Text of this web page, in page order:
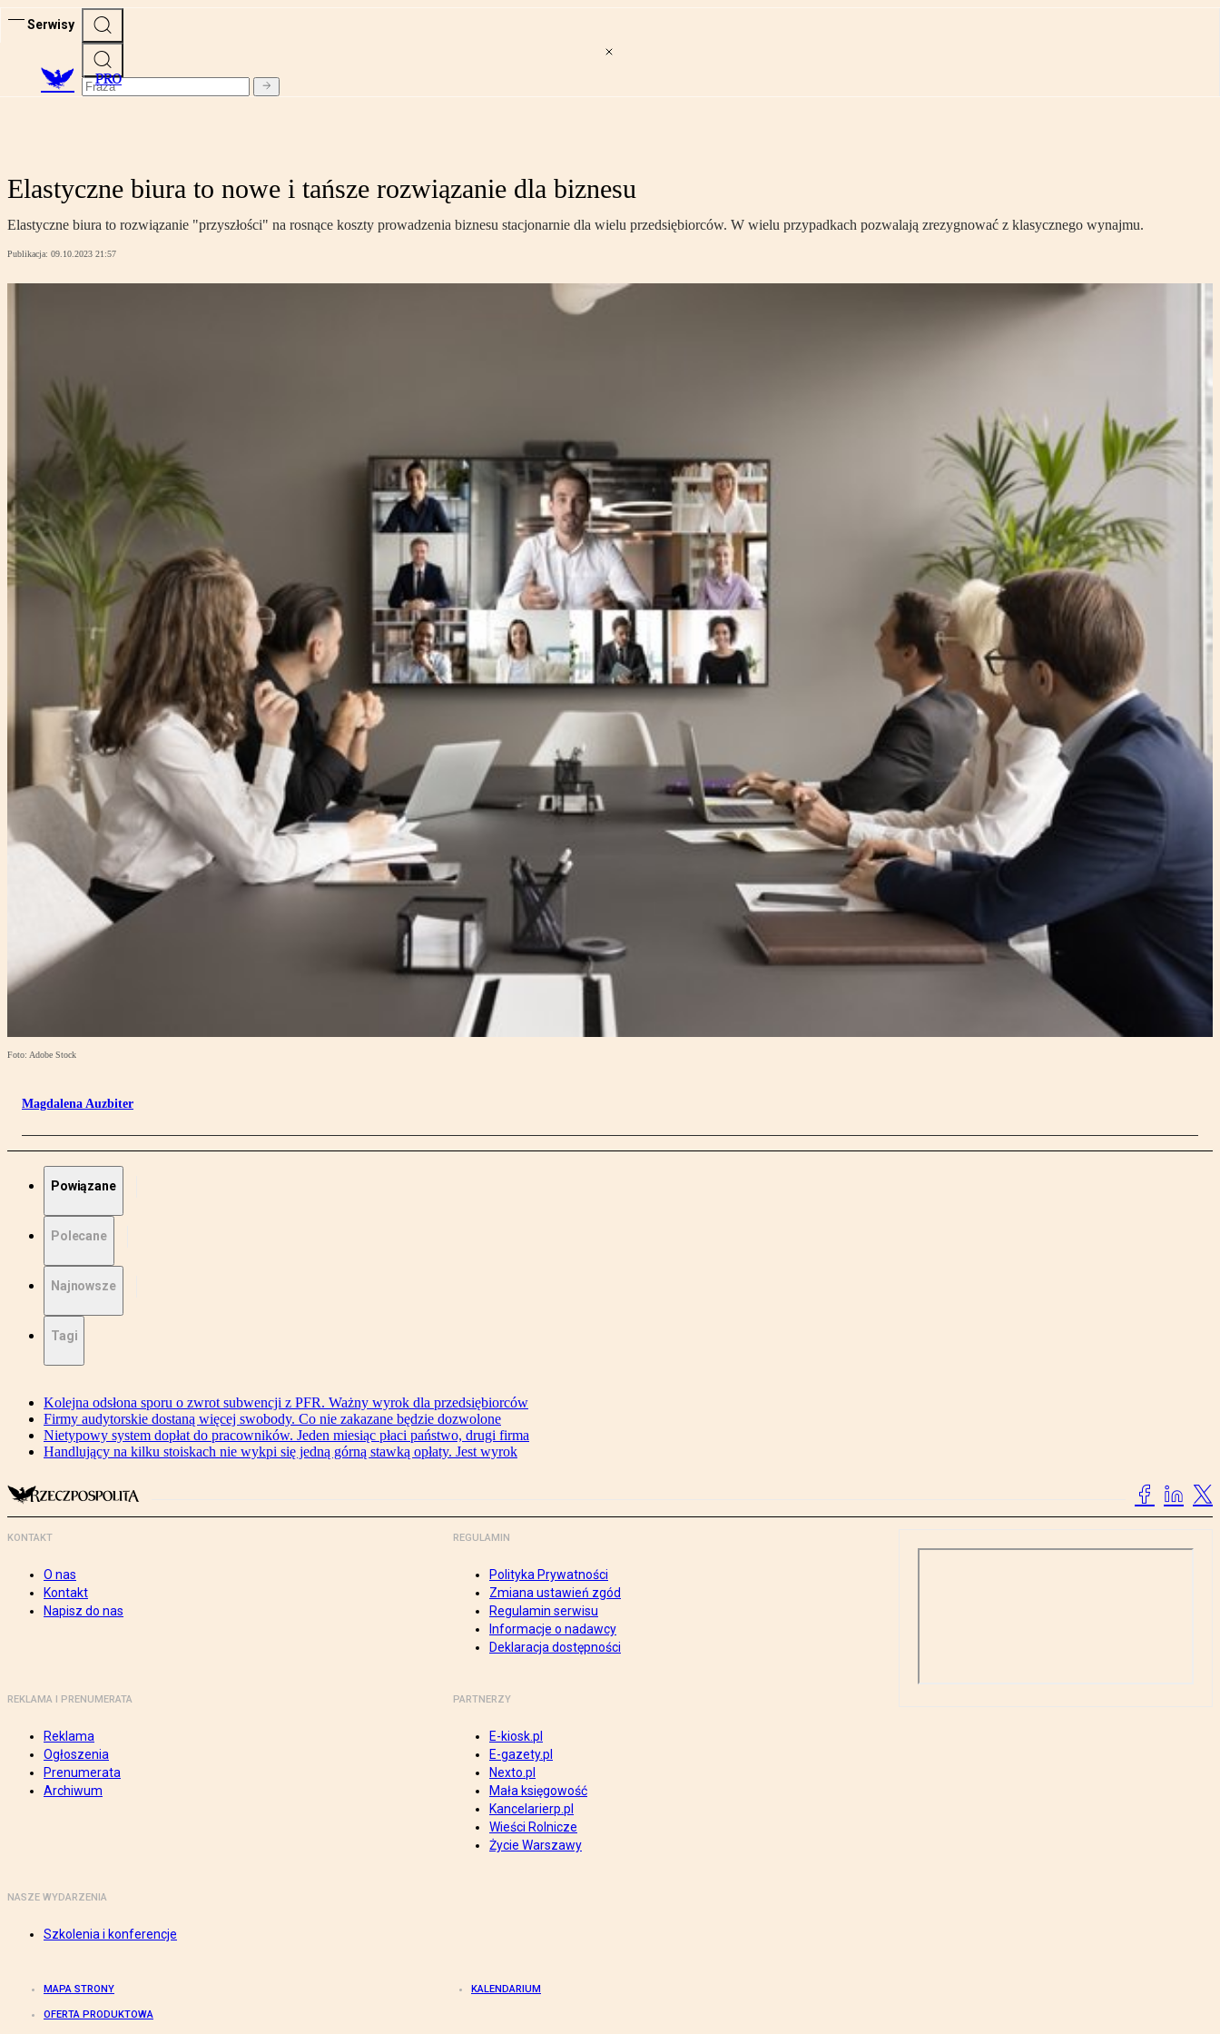
Serwisy
PRO
Elastyczne biura to nowe i tańsze rozwiązanie dla biznesu
Elastyczne biura to rozwiązanie "przyszłości" na rosnące koszty prowadzenia biznesu stacjonarnie dla wielu przedsiębiorców. W wielu przypadkach pozwalają zrezygnować z klasycznego wynajmu.
Publikacja: 09.10.2023 21:57
Foto: Adobe Stock
Magdalena Auzbiter
Powiązane
Polecane
Najnowsze
Tagi
Kolejna odsłona sporu o zwrot subwencji z PFR. Ważny wyrok dla przedsiębiorców
Firmy audytorskie dostaną więcej swobody. Co nie zakazane będzie dozwolone
Nietypowy system dopłat do pracowników. Jeden miesiąc płaci państwo, drugi firma
Handlujący na kilku stoiskach nie wykpi się jedną górną stawką opłaty. Jest wyrok
KONTAKT
O nas
Kontakt
Napisz do nas
REGULAMIN
Polityka Prywatności
Zmiana ustawień zgód
Regulamin serwisu
Informacje o nadawcy
Deklaracja dostępności
REKLAMA I PRENUMERATA
Reklama
Ogłoszenia
Prenumerata
Archiwum
PARTNERZY
E-kiosk.pl
E-gazety.pl
Nexto.pl
Mała księgowość
Kancelarierp.pl
Wieści Rolnicze
Życie Warszawy
NASZE WYDARZENIA
Szkolenia i konferencje
MAPA STRONY KALENDARIUM
OFERTA PRODUKTOWA